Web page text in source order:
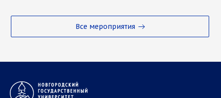
Все мероприятия